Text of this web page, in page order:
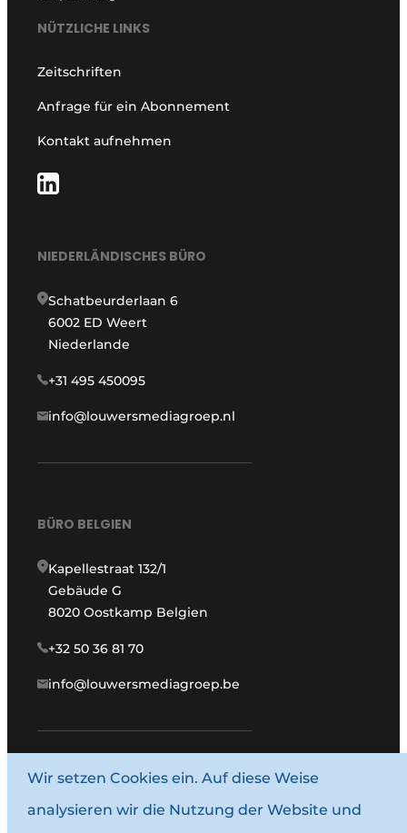
NÜTZLICHE LINKS
Zeitschriften
Anfrage für ein Abonnement
Kontakt aufnehmen
NIEDERLÄNDISCHES BÜRO
Schatbeurderlaan 6
6002 ED Weert
Niederlande
+31 495 450095
info@louwersmediagroep.nl
BÜRO BELGIEN
Kapellestraat 132/1
Gebäude G
8020 Oostkamp Belgien
+32 50 36 81 70
info@louwersmediagroep.be
www.louwersmediagroep.com
© 1987–2026 Louwersmediagroep.
Wir setzen Cookies ein. Auf diese Weise
analysieren wir die Nutzung der Website und